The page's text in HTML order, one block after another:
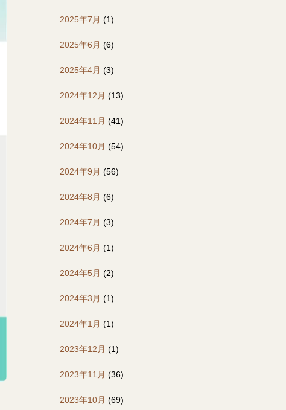
2025年7月 (1)
2025年6月 (6)
2025年4月 (3)
2024年12月 (13)
2024年11月 (41)
2024年10月 (54)
2024年9月 (56)
2024年8月 (6)
2024年7月 (3)
2024年6月 (1)
2024年5月 (2)
2024年3月 (1)
2024年1月 (1)
2023年12月 (1)
2023年11月 (36)
2023年10月 (69)